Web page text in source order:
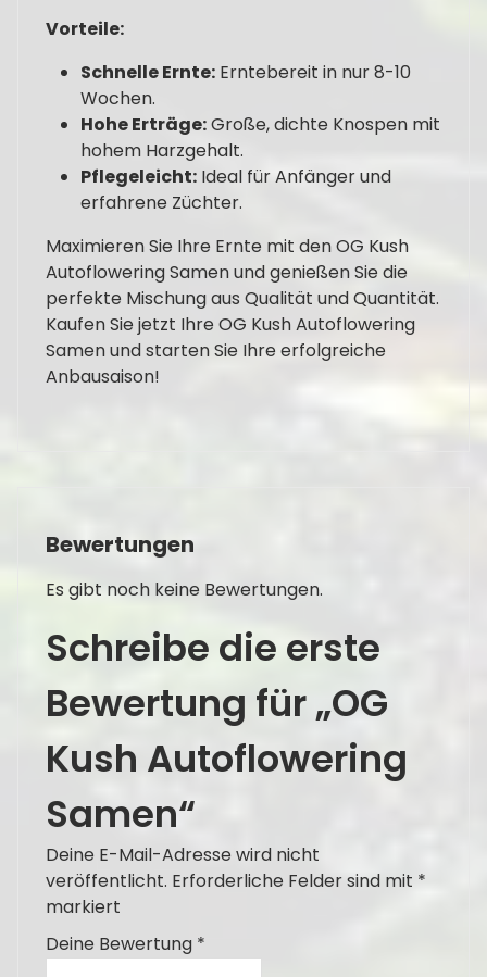
Vorteile:
Schnelle Ernte: Erntebereit in nur 8-10
Wochen.
Hohe Erträge:Große, dichte Knospen mit
hohem Harzgehalt.
Pflegeleicht: Ideal für Anfänger und
erfahrene Züchter.
Maximieren Sie Ihre Ernte mit den OG Kush
Autoflowering Samen und genießen Sie die
perfekte Mischung aus Qualität und Quantität.
Kaufen Sie jetzt Ihre OG Kush Autoflowering
Samen und starten Sie Ihre erfolgreiche
Anbausaison!
Bewertungen
Es gibt noch keine Bewertungen.
Schreibe die erste
Bewertung für „OG
Kush Autoflowering
Samen“
Deine E-Mail-Adresse wird nicht
veröffentlicht. Erforderliche Felder sind mit *
markiert
Deine Bewertung *